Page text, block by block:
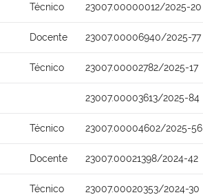
Técnico 23007.00000012/2025-20
Docente 23007.00006940/2025-77
Técnico 23007.00002782/2025-17
23007.00003613/2025-84
Técnico 23007.00004602/2025-56
Docente 23007.00021398/2024-42
Técnico 23007.00020353/2024-30